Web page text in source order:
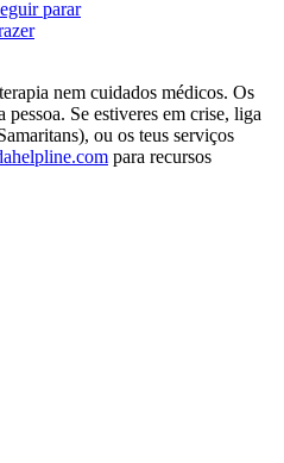
parar
nem cuidados médicos. Os
pessoa. Se estiveres em crise, liga
ou os teus serviços
para recursos